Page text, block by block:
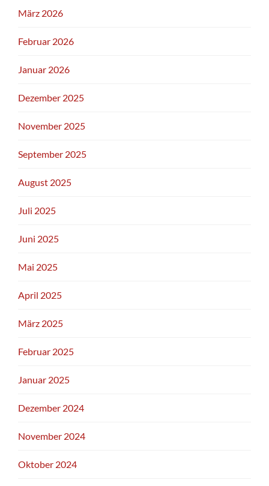
März 2026
Februar 2026
Januar 2026
Dezember 2025
November 2025
September 2025
August 2025
Juli 2025
Juni 2025
Mai 2025
April 2025
März 2025
Februar 2025
Januar 2025
Dezember 2024
November 2024
Oktober 2024